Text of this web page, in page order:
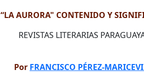
“LA AURORA" CONTENIDO Y
REVISTAS LITERARIAS
Por FRANCISCO PÉREZ-